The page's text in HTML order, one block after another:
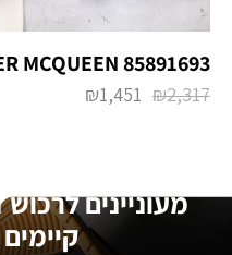
MCQUEEN 85891693
₪2,317
₪1,451
מעוניינים